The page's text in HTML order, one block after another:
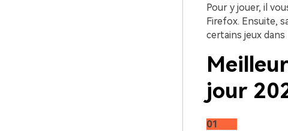
Pour y jouer, il
Firefox. Ensuite,
certains jeux dans
jour
01